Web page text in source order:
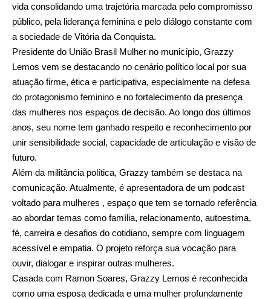
vida consolidando uma trajetória marcada pelo compromisso
público, pela liderança feminina e pelo diálogo constante com
a sociedade de Vitória da Conquista.
Presidente do União Brasil Mulher no município, Grazzy
Lemos vem se destacando no cenário político local por sua
atuação firme, ética e participativa, especialmente na defesa
do protagonismo feminino e no fortalecimento da presença
das mulheres nos espaços de decisão. Ao longo dos últimos
anos, seu nome tem ganhado respeito e reconhecimento por
unir sensibilidade social, capacidade de articulação e visão de
futuro.
Além da militância política, Grazzy também se destaca na
comunicação. Atualmente, é apresentadora de um podcast
voltado para mulheres , espaço que tem se tornado referência
ao abordar temas como família, relacionamento, autoestima,
fé, carreira e desafios do cotidiano, sempre com linguagem
acessível e empatia. O projeto reforça sua vocação para
ouvir, dialogar e inspirar outras mulheres.
Casada com Ramon Soares, Grazzy Lemos é reconhecida
como uma esposa dedicada e uma mulher profundamente